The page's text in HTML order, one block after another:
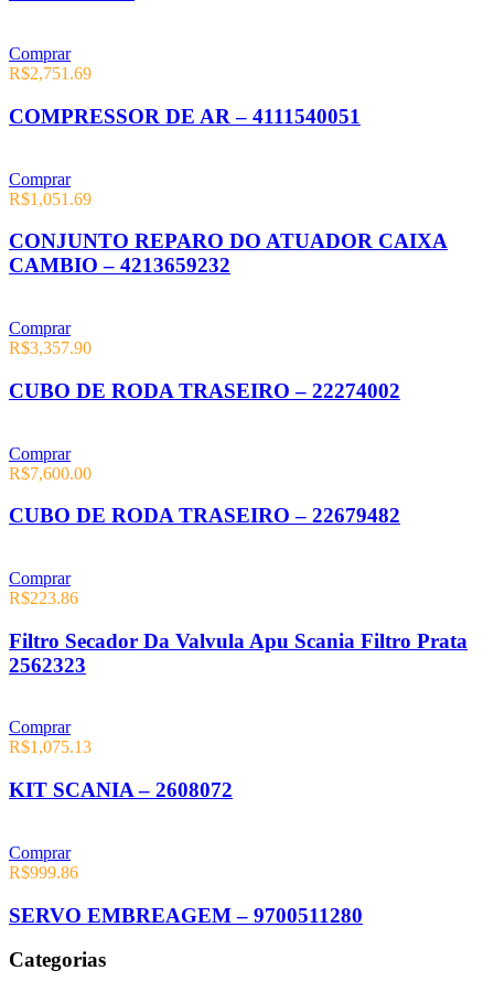
Comprar
R$2,751.69
COMPRESSOR DE AR – 4111540051
Comprar
R$1,051.69
CONJUNTO REPARO DO ATUADOR CAIXA
CAMBIO – 4213659232
Comprar
R$3,357.90
CUBO DE RODA TRASEIRO – 22274002
Comprar
R$7,600.00
CUBO DE RODA TRASEIRO – 22679482
Comprar
R$223.86
Filtro Secador Da Valvula Apu Scania Filtro Prata
2562323
Comprar
R$1,075.13
KIT SCANIA – 2608072
Comprar
R$999.86
SERVO EMBREAGEM – 9700511280
Categorias